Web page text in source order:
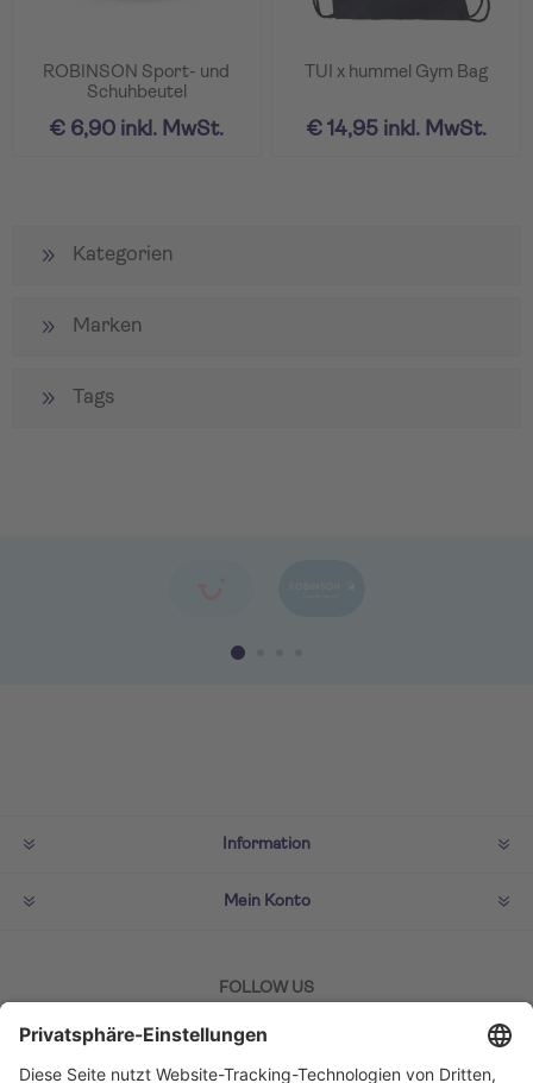
ROBINSON Sport- und
Schuhbeutel
€ 6,90 inkl. MwSt.
TUI x hummel Gym Bag
€ 14,95 inkl. MwSt.
Kategorien
Marken
Tags
Information
Mein Konto
FOLLOW US